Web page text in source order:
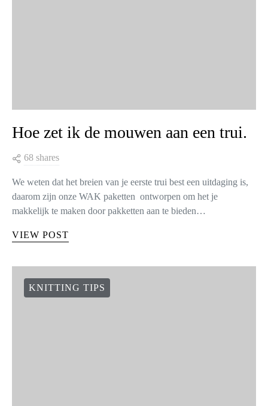
Hoe zet ik de mouwen aan een trui.
68 shares
We weten dat het breien van je eerste trui best een uitdaging is,
daarom zijn onze WAK paketten ontworpen om het je
makkelijk te maken door pakketten aan te bieden…
VIEW POST
KNITTING TIPS